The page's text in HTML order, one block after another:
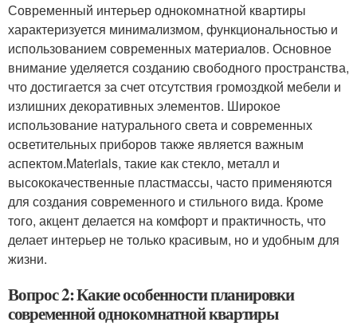
Современный интерьер однокомнатной квартиры
характеризуется минимализмом, функциональностью и
использованием современных материалов. Основное
внимание уделяется созданию свободного пространства,
что достигается за счет отсутствия громоздкой мебели и
излишних декоративных элементов. Широкое
использование натурального света и современных
осветительных приборов также является важным
аспектом.Materials, такие как стекло, металл и
высококачественные пластмассы, часто применяются
для создания современного и стильного вида. Кроме
того, акцент делается на комфорт и практичность, что
делает интерьер не только красивым, но и удобным для
жизни.
Вопрос 2: Какие особенности планировки
современной однокомнатной квартиры